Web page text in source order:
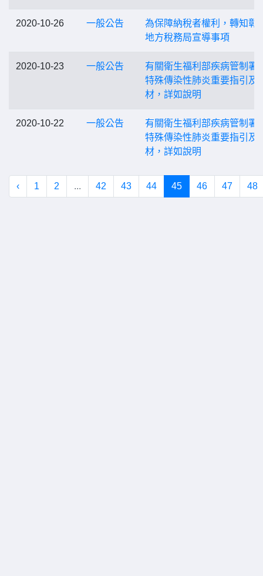
2020-10-26 一般公告
為保障納稅者權利，轉知彰
地方稅務局宣導事項
2020-10-23 一般公告
有關衛生福利部疾病管制署
特殊傳染性肺炎重要指引及
材，詳如說明
2020-10-22 一般公告
有關衛生福利部疾病管制署
特殊傳染性肺炎重要指引及
材，詳如說明
‹ 1 2 ... 42 43 44 45 46 47 48